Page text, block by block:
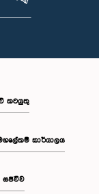
කටයුතු
කාර්යාලය
සජීවීව